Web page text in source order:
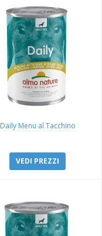
Daily Menu al Tacchino
VEDI PREZZI